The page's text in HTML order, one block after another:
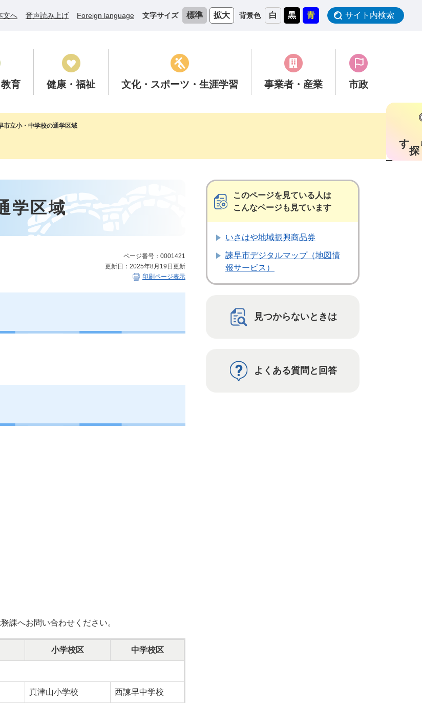
文へ 音声読み上げ Foreign language 文字サイズ 標準 拡大 背景色 白 黒 青 サイト内検索
教育 健康 ・福祉 文化・スポーツ ・生涯学習 事業者 ・産業 市政
す
市立小・中学校の通学区域
学区域
ページ番号：0001421
更新日：2025年8月19日更新
印刷ページ表示
課へお問い合わせください。
小学校区 中学校区
真津山小学校 西諫早中学校
このページを見ている人は
こんなページも見ています
いさはや地域振興商品券
諫早市デジタルマップ（地図情
報サービス）
見つからないときは
よくある質問と回答